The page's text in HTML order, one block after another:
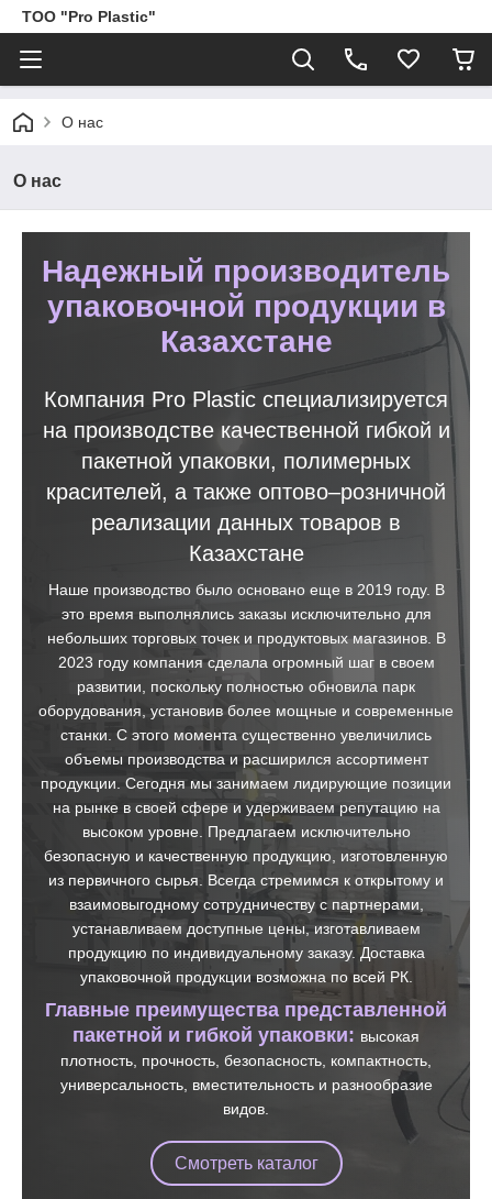
ТОО "Pro Plastic"
О нас
О нас
Надежный производитель
упаковочной продукции в
Казахстане
Компания Pro Plastic специализируется
на производстве качественной гибкой и
пакетной упаковки, полимерных
красителей, а также оптово–розничной
реализации данных товаров в
Казахстане
Наше производство было основано еще в 2019 году. В
это время выполнялись заказы исключительно для
небольших торговых точек и продуктовых магазинов. В
2023 году компания сделала огромный шаг в своем
развитии, поскольку полностью обновила парк
оборудования, установив более мощные и современные
станки. С этого момента существенно увеличились
объемы производства и расширился ассортимент
продукции. Сегодня мы занимаем лидирующие позиции
на рынке в своей сфере и удерживаем репутацию на
высоком уровне. Предлагаем исключительно
безопасную и качественную продукцию, изготовленную
из первичного сырья. Всегда стремимся к открытому и
взаимовыгодному сотрудничеству с партнерами,
устанавливаем доступные цены, изготавливаем
продукцию по индивидуальному заказу. Доставка
упаковочной продукции возможна по всей РК.
Главные преимущества представленной
пакетной и гибкой упаковки: высокая
плотность, прочность, безопасность, компактность,
универсальность, вместительность и разнообразие
видов.
Смотреть каталог